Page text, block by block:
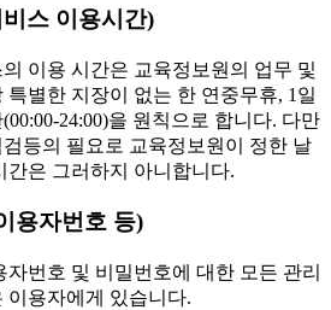
스 이용시간)
이용 시간은 교육정보원의 업무 및
특별한 지장이 없는 한 연중무휴, 1일
(00:00-24:00)을 원칙으로 합니다. 다만
등의 필요로 교육정보원이 정한 날
간은 그러하지 아니합니다.
용자번호 등)
번호 및 비밀번호에 대한 모든 관리
이용자에게 있습니다.